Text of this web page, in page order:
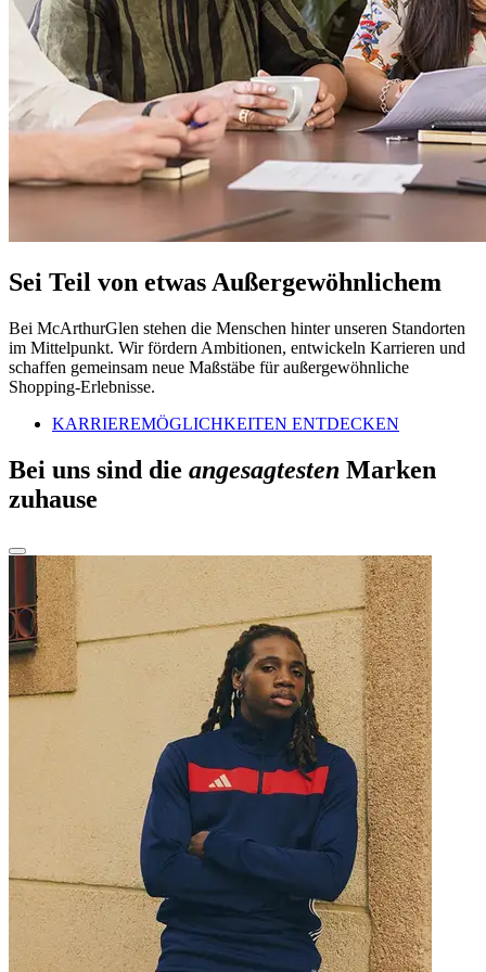
Sei Teil von etwas Außergewöhnlichem
Bei McArthurGlen stehen die Menschen hinter unseren Standorten
im Mittelpunkt. Wir fördern Ambitionen, entwickeln Karrieren und
schaffen gemeinsam neue Maßstäbe für außergewöhnliche
Shopping-Erlebnisse.
KARRIEREMÖGLICHKEITEN ENTDECKEN
Bei uns sind die angesagtesten Marken
zuhause